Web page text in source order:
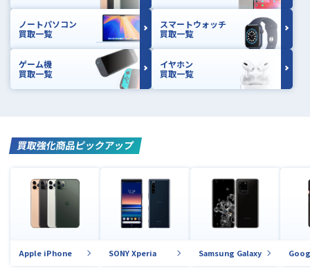
ノートパソコン
買取一覧
スマートウォッチ
買取一覧
ゲーム機
買取一覧
イヤホン
買取一覧
買取強化商品ピックアップ
Apple iPhone SONY Xperia Samsung Galaxy